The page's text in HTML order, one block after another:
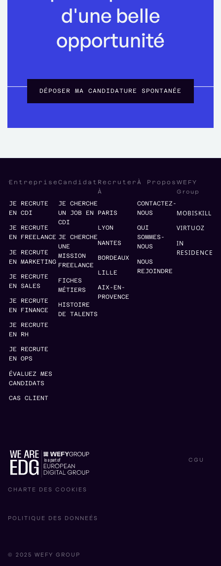
d'une belle
opportunité
DÉPOSER MA CANDIDATURE SPONTANÉE
Entreprise
JE RECRUTE
EN CDI
JE RECRUTE
EN FREELANCE
JE RECRUTE
EN MARKETING
JE RECRUTE
EN SALES
JE RECRUTE
EN FINANCE
JE RECRUTE
EN RH
JE RECRUTE
EN OPS
ÉVALUEZ MES
CANDIDATS
CAS CLIENT
Candidat
JE CHERCHE
UN JOB EN
CDI
JE CHERCHE
UNE
MISSION
FREELANCE
FICHES
MÉTIERS
HISTOIRE
DE TALENTS
Recruter
À
PARIS
LYON
NANTES
BORDEAUX
LILLE
AIX-EN-
PROVENCE
À Propos
CONTACTEZ-
NOUS
QUI
SOMMES-
NOUS
NOUS
REJOINDRE
WEFY
Group
MOBISKILL
VIRTUOZ
IN
RESIDENCE
© 2025 WEFY GROUP
CHARTE DES COOKIES
POLITIQUE DES DONNEÉS
CGU